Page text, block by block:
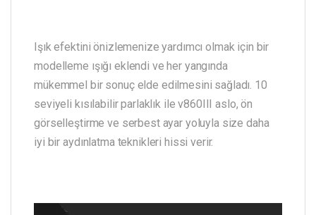
Işık efektini önizlemenize yardımcı olmak için bir
modelleme ışığı eklendi ve her yangında
mükemmel bir sonuç elde edilmesini sağladı. 10
seviyeli kısılabilir parlaklık ile v860III aslo, ön
görselleştirme ve serbest ayar yoluyla size daha
iyi bir aydınlatma teknikleri hissi verir.